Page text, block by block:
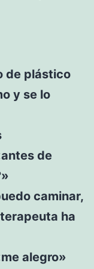
de plástico
y se lo
de
caminar,
ha
alegro»